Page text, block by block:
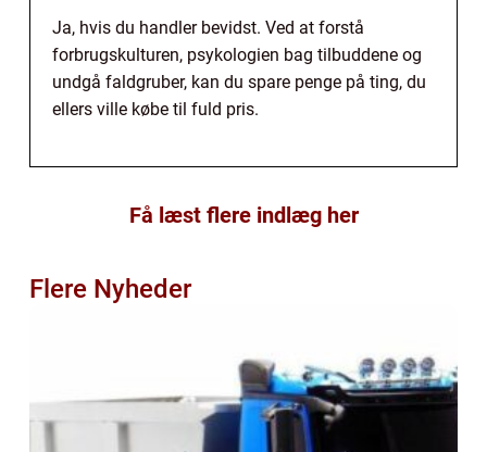
Ja, hvis du handler bevidst. Ved at forstå
forbrugskulturen, psykologien bag tilbuddene og
undgå faldgruber, kan du spare penge på ting, du
ellers ville købe til fuld pris.
Få læst flere indlæg her
Flere Nyheder